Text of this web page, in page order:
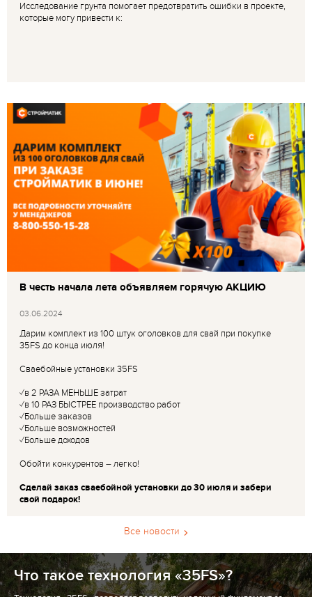
Исследование грунта помогает предотвратить ошибки в проекте,
которые могу привести к:
В честь начала лета объявляем горячую АКЦИЮ
03.06.2024
Дарим комплект из 100 штук оголовков для свай при покупке
35FS до конца июля!
Сваебойные установки 35FS
✓в 2 РАЗА МЕНЬШЕ затрат
✓в 10 РАЗ БЫСТРЕЕ производство работ
✓Больше заказов
✓Больше возможностей
✓Больше доходов
Обойти конкурентов – легко!
Сделай заказ сваебойной установки до 30 июля и забери
свой подарок!
Все новости
Что такое технология «35FS»?